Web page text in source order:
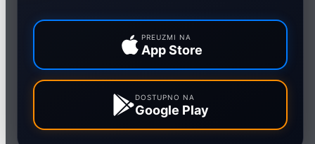
PREUZMI NA
App Store
DOSTUPNO NA
Google Play